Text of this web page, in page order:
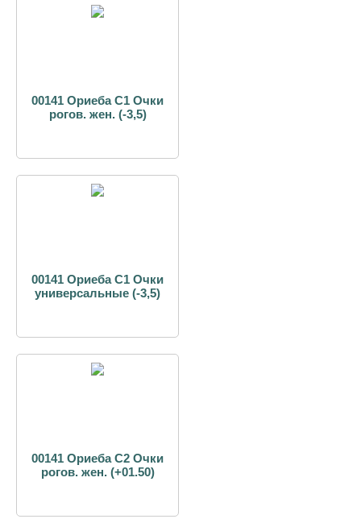
00141 Ориеба С1 Очки
рогов. жен. (-3,5)
00141 Ориеба С1 Очки
универсальные (-3,5)
00141 Ориеба С2 Очки
рогов. жен. (+01.50)